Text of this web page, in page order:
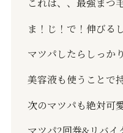
ま！じ！で！伸びる
マツパしたらしっか
美容液も使うことで
次のマツパも絶対可
マツパ2回券&リバイ